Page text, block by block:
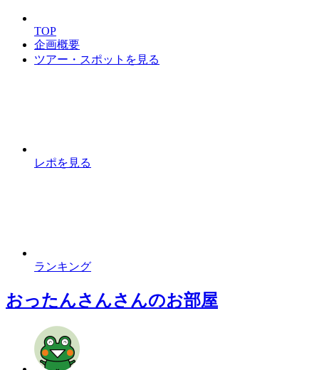
TOP
企画概要
ツアー・スポットを見る
レポを見る
ランキング
おったんさんさんのお部屋